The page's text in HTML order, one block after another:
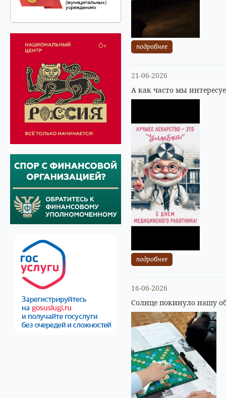
подробнее
21-06-2026
А как часто мы
подробнее
16-06-2026
Солнце покинуло нашу